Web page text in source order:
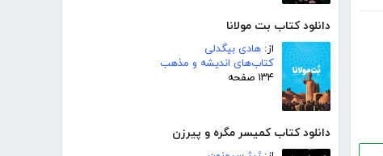
دانلود کتاب بت مولانا
از: هادی بیگدلی
کتاب‌های اندیشه و مذهب
۱۳۴ صفحه
دانلود کتاب کمیسر مگره و پیرزن